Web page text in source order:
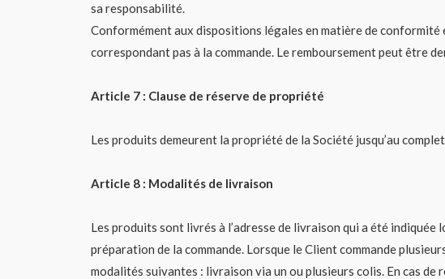
sa responsabilité.
Conformément aux dispositions légales en matière de conformité
correspondant pas à la commande. Le remboursement peut être
Article 7 : Clause de réserve de propriété
Les produits demeurent la propriété de la Société jusqu’au
Article 8 : Modalités de livraison
Les produits sont livrés à l’adresse de livraison qui a été indiquée
préparation de la commande. Lorsque le Client commande
modalités suivantes : livraison via un ou plusieurs colis. En cas de